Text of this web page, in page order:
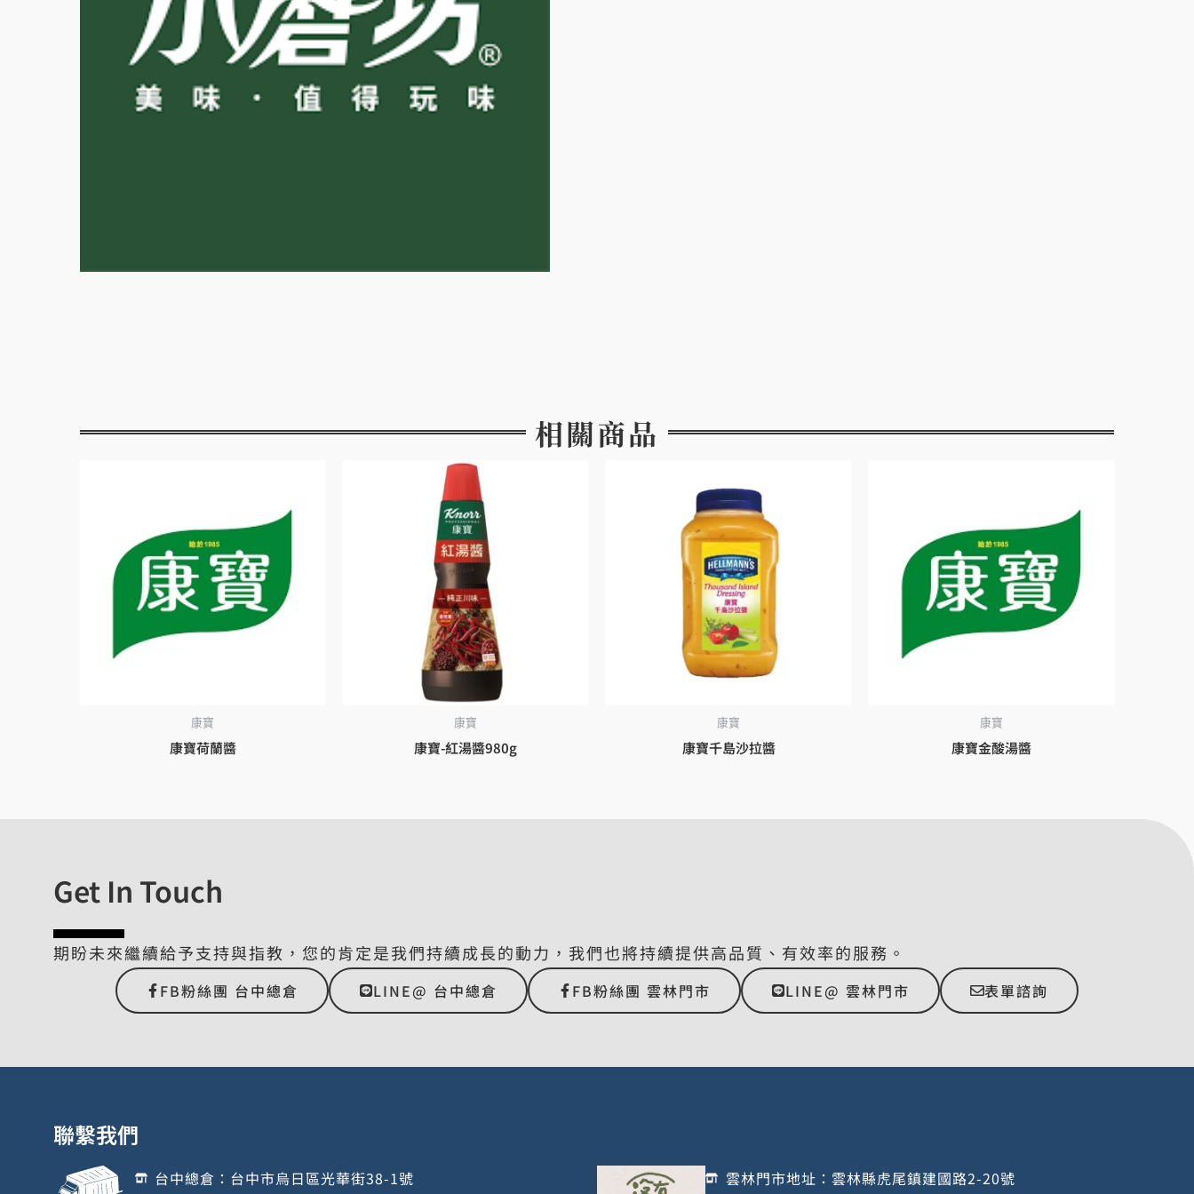
相關商品
康寶
康寶荷蘭醬
康寶
康寶-紅湯醬980g
康寶
康寶千島沙拉醬
康寶
康寶金酸湯醬
Get In Touch
期盼未來繼續給予支持與指教，您的肯定是我們持續成長的動力，我們也將持續提供高品質、有效率的服務。
FB粉絲團 台中總倉 LINE@ 台中總倉 FB粉絲團 雲林門市 LINE@ 雲林門市 表單諮詢
聯繫我們
台中總倉：台中市烏日區光華街38-1號 雲林門市地址：雲林縣虎尾鎮建國路2-20號